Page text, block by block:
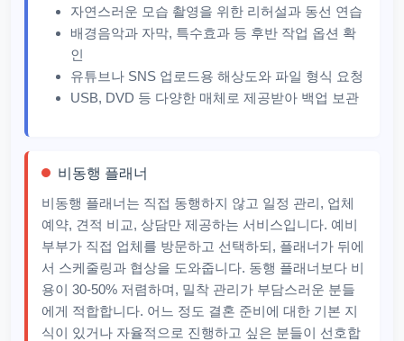
자연스러운 모습 촬영을 위한 리허설과 동선 연습
배경음악과 자막, 특수효과 등 후반 작업 옵션 확
인
유튜브나 SNS 업로드용 해상도와 파일 형식 요청
USB, DVD 등 다양한 매체로 제공받아 백업 보관
비동행 플래너
비동행 플래너는 직접 동행하지 않고 일정 관리, 업체
예약, 견적 비교, 상담만 제공하는 서비스입니다. 예비
부부가 직접 업체를 방문하고 선택하되, 플래너가 뒤에
서 스케줄링과 협상을 도와줍니다. 동행 플래너보다 비
용이 30-50% 저렴하며, 밀착 관리가 부담스러운 분들
에게 적합합니다. 어느 정도 결혼 준비에 대한 기본 지
식이 있거나 자율적으로 진행하고 싶은 분들이 선호합